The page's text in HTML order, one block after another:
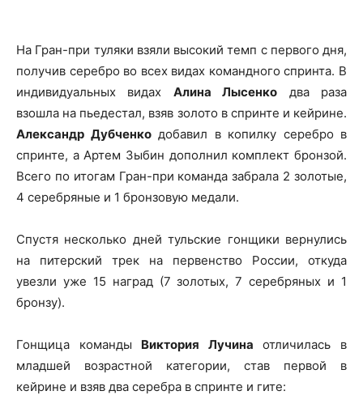
На Гран-при туляки взяли высокий темп с первого дня,
получив серебро во всех видах командного спринта. В
индивидуальных видах Алина Лысенко два раза
взошла на пьедестал, взяв золото в спринте и кейрине.
Александр Дубченкодобавил в копилку серебро в
спринте, а Артем Зыбин дополнил комплект бронзой.
Всего по итогам Гран-при команда забрала 2 золотые,
4 серебряные и 1 бронзовую медали.
Спустя несколько дней тульские гонщики вернулись
на питерский трек на первенство России, откуда
увезли уже 15 наград (7 золотых, 7 серебряных и 1
бронзу).
Гонщица команды Виктория Лучина отличилась в
младшей возрастной категории, став первой в
кейрине и взяв два серебра в спринте и гите: